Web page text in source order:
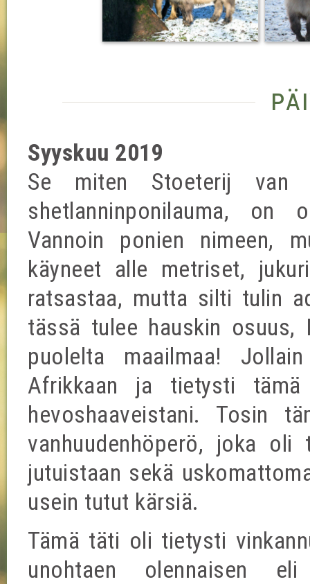
Syyskuu 2019
Se miten Stoeterij van
shetlanninponilauma, on
Vannoin ponien nimeen,
käyneet alle metriset,
ratsastaa, mutta silti tulin
tässä tulee hauskin
puolelta maailmaa!
Afrikkaan ja tietysti
hevoshaaveistani. Tosin
vanhuudenhöperö, joka oli
jutuistaan sekä
usein tutut kärsiä.
Tämä täti oli tietysti
unohtaen olennaisen